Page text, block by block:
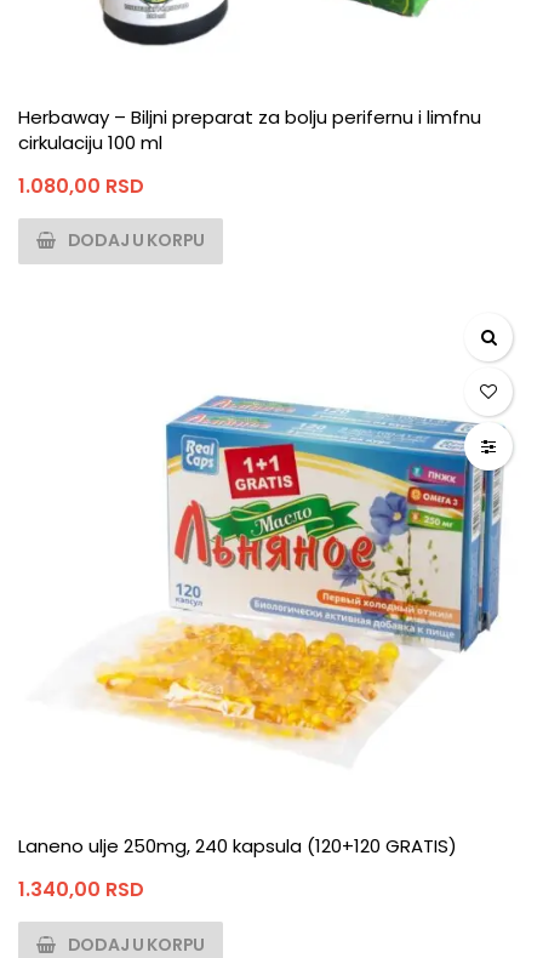
Herbaway – Biljni preparat za bolju perifernu i limfnu
cirkulaciju 100 ml
1.080,00 RSD
DODAJ U KORPU
Laneno ulje 250mg, 240 kapsula (120+120 GRATIS)
1.340,00 RSD
DODAJ U KORPU